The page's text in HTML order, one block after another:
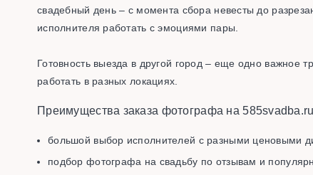
свадебный день – с момента сбора невесты до
исполнителя работать с эмоциями пары.
Готовность выезда в другой город – еще одно важное
работать в разных локациях.
Преимущества заказа фотографа на 585svadba.ru
большой выбор исполнителей с разными ценовыми
подбор фотографа на свадьбу по отзывам и